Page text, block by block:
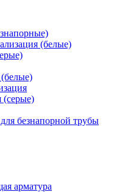
(белые)
(серые)
безнапорной трубы
арматура